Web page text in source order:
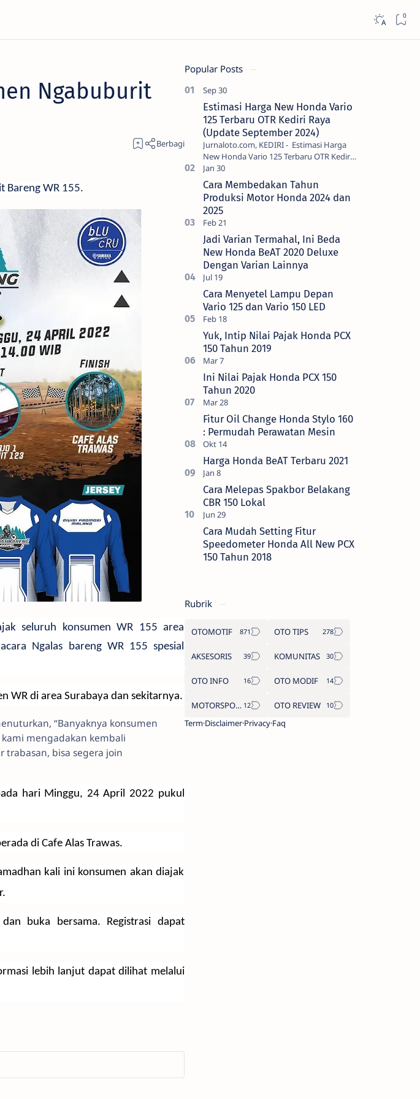
Ngabuburit
Bareng WR 155.
seluruh konsumen WR 155 area
Ngalas bareng WR 155 spesial
WR di area Surabaya dan sekitarnya.
“Banyaknya konsumen
mengadakan kembali
trabasan, bisa segera join
hari Minggu, 24 April 2022 pukul
di Cafe Alas Trawas.
kali ini konsumen akan diajak
buka bersama. Registrasi dapat
lebih lanjut dapat dilihat melalui
Popular Posts
Estimasi Harga New Honda Vario
125 Terbaru OTR Kediri Raya
(Update September 2024)
Jurnaloto.com, KEDIRI - Estimasi Harga
New Honda Vario 125 Terbaru OTR Kediri
Raya (Update September 2024) Brosis
sekalian, PT Astra Honda Motor (AH…
Cara Membedakan Tahun
Produksi Motor Honda 2024 dan
2025
Jadi Varian Termahal, Ini Beda
New Honda BeAT 2020 Deluxe
Dengan Varian Lainnya
Cara Menyetel Lampu Depan
Vario 125 dan Vario 150 LED
Yuk, Intip Nilai Pajak Honda PCX
150 Tahun 2019
Ini Nilai Pajak Honda PCX 150
Tahun 2020
Fitur Oil Change Honda Stylo 160
: Permudah Perawatan Mesin
Harga Honda BeAT Terbaru 2021
Cara Melepas Spakbor Belakang
CBR 150 Lokal
Cara Mudah Setting Fitur
Speedometer Honda All New PCX
150 Tahun 2018
Rubrik
OTOMOTIF OTO TIPS
AKSESORIS KOMUNITAS
OTO INFO OTO MODIF
MOTORSPORT
OTO REVIEW
TermDisclaimerPrivacyFaq